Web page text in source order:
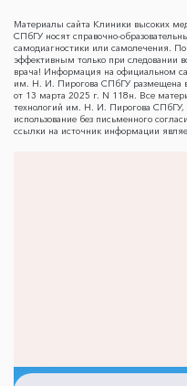
Материалы сайта Клиники высоких
СПбГУ носят справочно-
самодиагностики или самолечения.
эффективным только при следовании
врача! Информация на официальном
им. Н. И. Пирогова СПбГУ размещена в
от 13 марта 2025 г. N 118н. Все
технологий им. Н. И. Пирогова
использование без письменного
ссылки на источник информации